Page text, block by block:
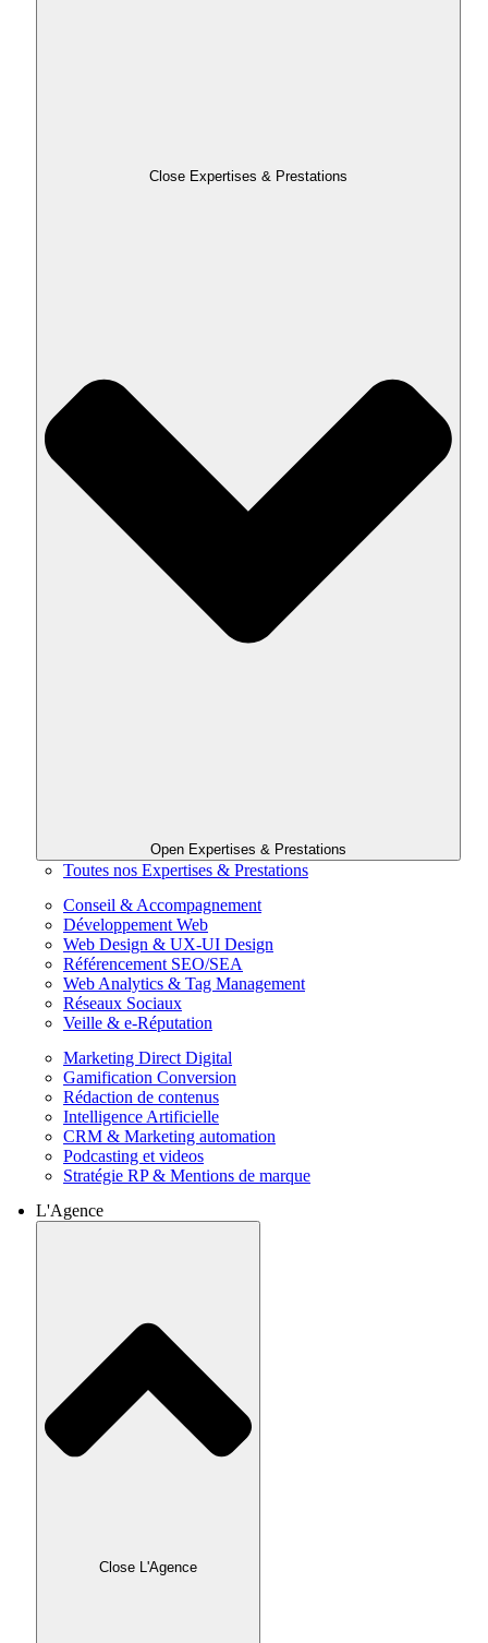
Close Expertises & Prestations
Open Expertises & Prestations
Toutes nos Expertises & Prestations
Conseil & Accompagnement
Développement Web
Web Design & UX-UI Design
Référencement SEO/SEA
Web Analytics & Tag Management
Réseaux Sociaux
Veille & e-Réputation
Marketing Direct Digital
Gamification Conversion
Rédaction de contenus
Intelligence Artificielle
CRM & Marketing automation
Podcasting et videos
Stratégie RP & Mentions de marque
L'Agence
Close L'Agence